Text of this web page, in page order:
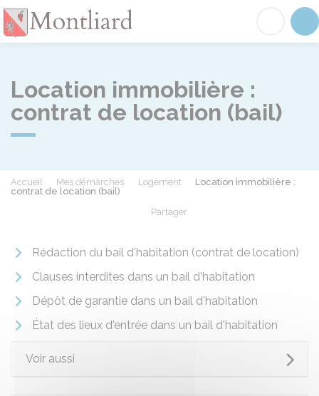
Location immobilière :
contrat de location (bail)
Accueil Mes démarches Logement
Location immobilière :
contrat de location (bail)
Partager
Rédaction du bail d'habitation (contrat de location)
Clauses interdites dans un bail d'habitation
Dépôt de garantie dans un bail d'habitation
État des lieux d'entrée dans un bail d'habitation
Voir aussi